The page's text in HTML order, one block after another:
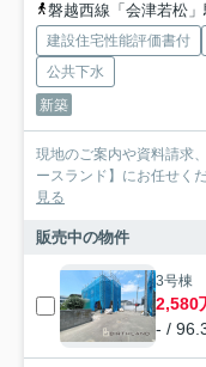
磐越西線「会津若松
建設住宅性能評価書付
公共下水
新築
現地のご案内や資料請求
ースランド】にお任せく
見る
販売中の物件
3号棟
2,580
- /